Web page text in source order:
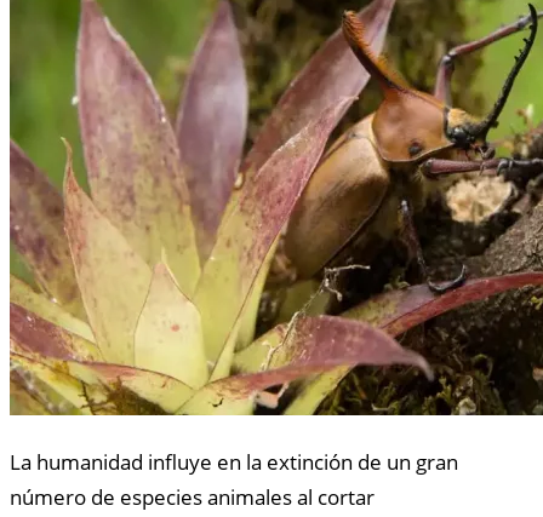
La humanidad influye en la extinción de un gran
número de especies animales al cortar